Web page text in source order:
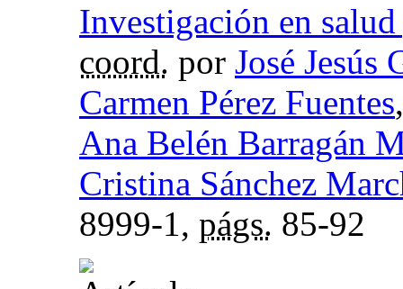
Investigación en
coord. por José Jesús
Carmen Pérez Fuentes
Ana Belén Barragán
Cristina Sánchez
8999-1, págs. 85-92